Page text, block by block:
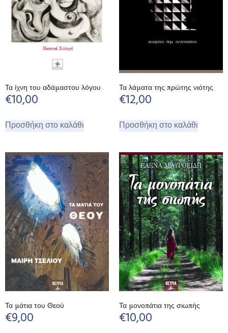
Τα ίχνη του αδάμαστου λόγου
€10,00
Προσθήκη στο καλάθι
Τα λάματα της πρώτης νιότης
€12,00
Προσθήκη στο καλάθι
Τα μάτια του Θεού
€9,00
Τα μονοπάτια της σιωπής
€10,00